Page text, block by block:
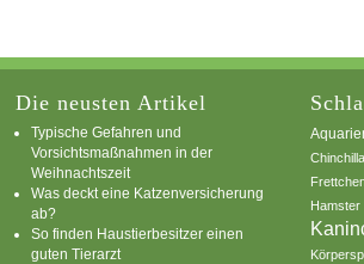
Die neusten Artikel
Typische Gefahren und
Vorsichtsmaßnahmen in der
Weihnachtszeit
Was deckt eine Katzenversicherung
ab?
So finden Haustierbesitzer einen
guten Tierarzt
Hamster